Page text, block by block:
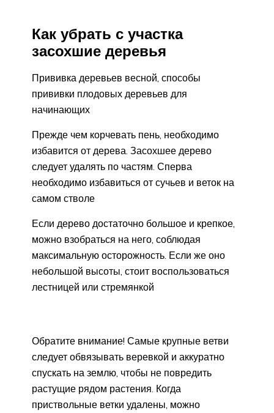
Как убрать с участка
засохшие деревья
Прививка деревьев весной, способы
прививки плодовых деревьев для
начинающих
Прежде чем корчевать пень, необходимо
избавится от дерева. Засохшее дерево
следует удалять по частям. Сперва
необходимо избавиться от сучьев и веток на
самом стволе
Если дерево достаточно большое и крепкое,
можно взобраться на него, соблюдая
максимальную осторожность. Если же оно
небольшой высоты, стоит воспользоваться
лестницей или стремянкой
Обратите внимание! Самые крупные ветви
следует обвязывать веревкой и аккуратно
спускать на землю, чтобы не повредить
растущие рядом растения. Когда
приствольные ветки удалены, можно